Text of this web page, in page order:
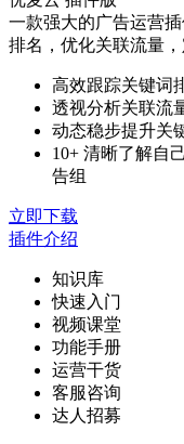
一款强大的广告运营
排名，优化关联流量，
高效跟踪关键词
透视分析关联流
动态稳步提升关
10+ 清晰了解自
告组
立即下载
插件介绍
知识库
快速入门
视频课堂
功能手册
运营干货
客服咨询
达人招募